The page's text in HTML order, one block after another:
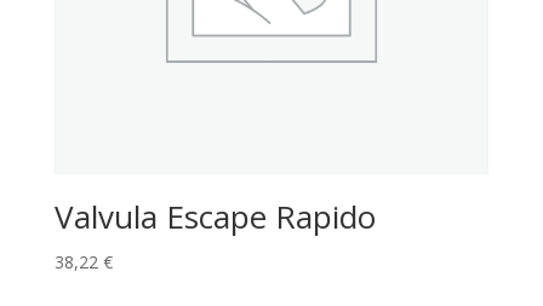
Valvula Escape Rapido
38,22 €